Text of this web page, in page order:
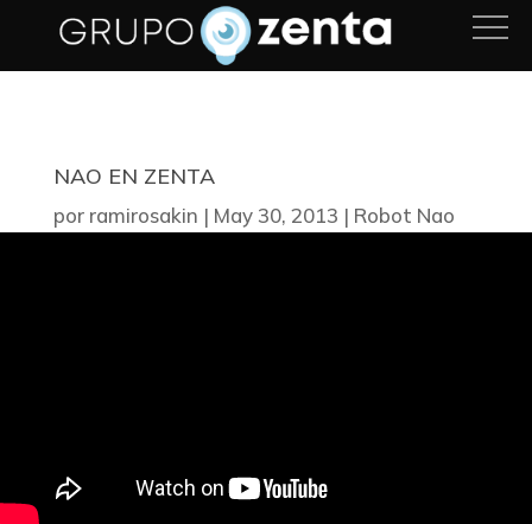
NAO EN ZENTA
por ramirosakin | May 30, 2013 | Robot Nao